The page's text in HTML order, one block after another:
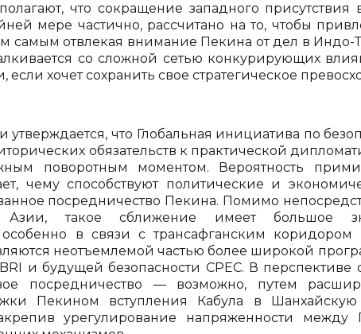
что сокращение западного присутствия
мере частично, рассчитано на то, чтобы
самым отвлекая внимание Пекина от дел в Индо-
со сложной сетью конкурирующих
хочет сохранить свое стратегическое
что Глобальная инициатива по
обязательств к практической
поворотным моментом. Вероятность
чему способствуют политические и
посредничество Пекина. Помимо
такое сближение имеет большое
особенно в связи с трансафганским
неотъемлемой частью более широкой
и будущей безопасности CPEC. В перспективе
посредничество — возможно, путем
Пекином вступления Кабула в Шанхайскую
урегулирование напряженности между